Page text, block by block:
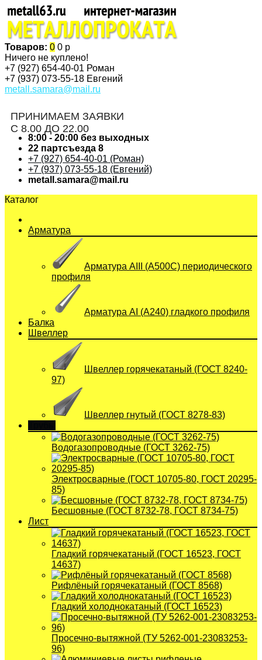
Товаров: 0 0 р
Ничего не куплено!
+7 (927) 654-40-01 Роман
+7 (937) 073-55-18 Евгений
metall.samara@mail.ru
ПРИНИМАЕМ ЗАЯВКИ
С 8.00 ДО 22.00
8:00 - 20:00 без выходных
22 партсъезда 8
+7 (927) 654-40-01 (Роман)
+7 (937) 073-55-18 (Евгений)
metall.samara@mail.ru
Каталог
Арматура
Арматура АIII (А500С) периодического
профиля
Арматура АI (A240) гладкого профиля
Балка
Швеллер
Швеллер горячекатаный (ГОСТ 8240-
97)
Швеллер гнутый (ГОСТ 8278-83)
Водогазопроводные (ГОСТ 3262-75)
Электросварные (ГОСТ 10705-80, ГОСТ 20295-
85)
Бесшовные (ГОСТ 8732-78, ГОСТ 8734-75)
Лист
Гладкий горячекатаный (ГОСТ 16523, ГОСТ
14637)
Рифлёный горячекатаный (ГОСТ 8568)
Гладкий холоднокатаный (ГОСТ 16523)
Просечно-вытяжной (ТУ 5262-001-23083253-
96)